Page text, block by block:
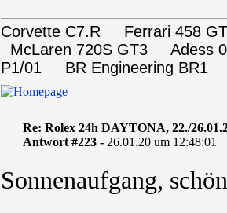
Corvette C7.R Ferrari 458
McLaren 720S GT3
P1/01 BR Engineering BR1
Re: Rolex 24h DAYTONA, 22./
Antwort #223 - 26.01.20 um 12:48:01
Sonnenaufgang,